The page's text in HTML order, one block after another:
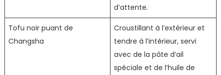
d’attente.
Tofu noir puant de
Changsha
Croustillant à l’extérieur et
tendre à l’intérieur, servi
avec de la pâte d’ail
spéciale et de l’huile de